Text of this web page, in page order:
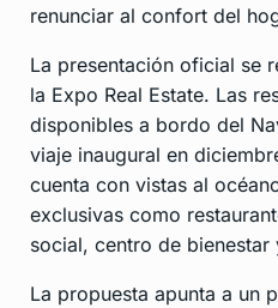
renunciar al confort del
La presentación oficial se
la Expo Real Estate. Las
disponibles a bordo del
viaje inaugural en
cuenta con vistas al
exclusivas como
social, centro de bienestar
La propuesta apunta a un